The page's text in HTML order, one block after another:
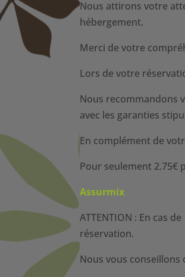
Nous attirons votre
hébergement.
Merci de votre
Lors de votre
Nous recommandons
avec les garanties
En complément de
Pour seulement 2.75€
Assurmix
ATTENTION : En cas
réservation.
Nous vous